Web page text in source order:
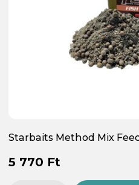
Starbaits Method Mix
5 770 Ft